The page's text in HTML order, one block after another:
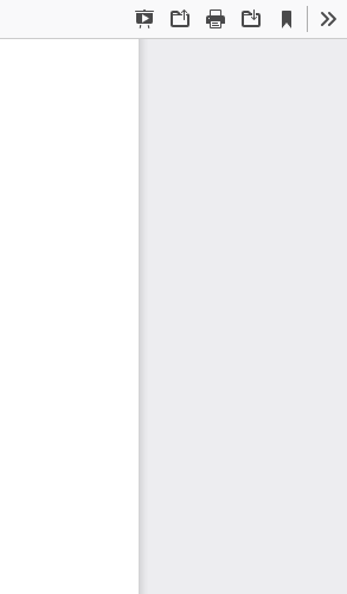
Presentation
OpenPrint Download
Current
View